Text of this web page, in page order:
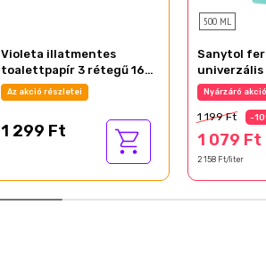
Violeta illatmentes
toalettpapír 3 rétegű 16
tekercs Limited Edition
Az akció részletei
1 299 Ft
500 ML
Sanytol
grapefruit
Nyárzáró akció
1 199 Ft -
1 079 Ft
2 158 Ft/liter